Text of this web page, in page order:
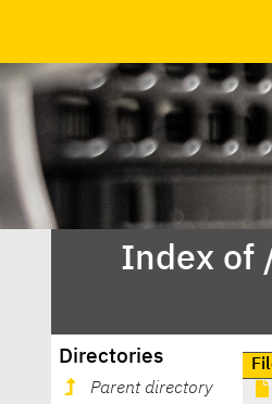
Index of
Directories
Parent directory